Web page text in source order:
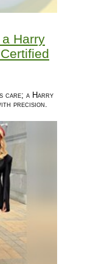
Harry
care; a Harry
precision.